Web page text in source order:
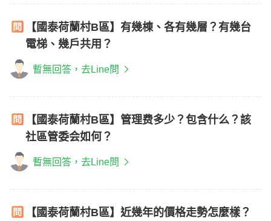
【國泰荷蘭村B區】有幾棟、各有幾層？有幾台
電梯、幾戶共用？
暫無回答，去Line問
【國泰荷蘭村B區】管理费多少？包含什么？該
社區管委会如何？
暫無回答，去Line問
【國泰荷蘭村B區】近幾年的價格走勢怎麼樣？